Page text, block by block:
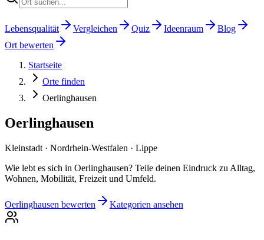
Lebensqualität Vergleichen Quiz Ideenraum
Blog
Ort bewerten
Startseite
Orte finden
Oerlinghausen
Oerlinghausen
Kleinstadt · Nordrhein-Westfalen · Lippe
Wie lebt es sich in Oerlinghausen? Teile deinen Eindruck zu Alltag,
Wohnen, Mobilität, Freizeit und Umfeld.
Oerlinghausen bewerten Kategorien ansehen